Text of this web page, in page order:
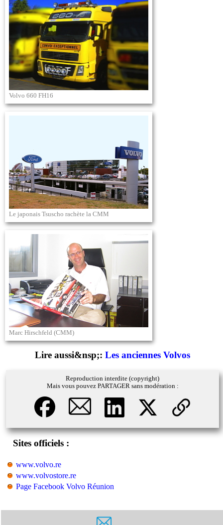
Volvo 660 FH16
Le japonais Tsuscho rachète la CMM
Marc Hirschfeld (CMM)
Lire aussi&nsp;: Les anciennes Volvos
Reproduction interdite (copyright)
Mais vous pouvez PARTAGER sans modération :
Sites officiels :
www.volvo.re
www.volvostore.re
Page Facebook Volvo Réunion